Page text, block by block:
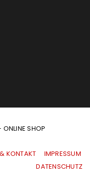
SHOP
KONTAKT
IMPRESSUM
|DATENSCHUTZ